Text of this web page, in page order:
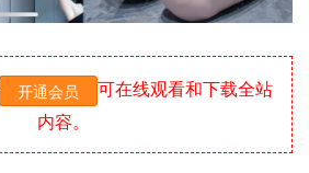
开通会员
可在线观看和下载全站
内容。